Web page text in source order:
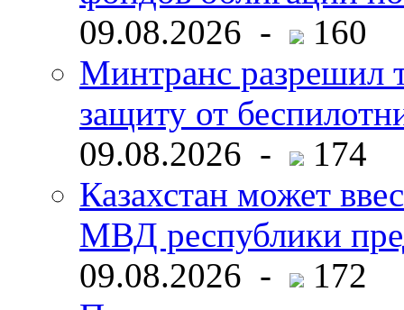
09.08.2026 -
160
Минтранс разрешил
защиту от
09.08.2026 -
174
Казахстан может
МВД республики
09.08.2026 -
172